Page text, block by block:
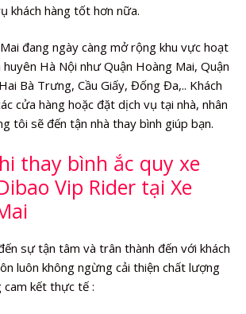
khách hàng tốt hơn nữa.
đang ngày càng mở rộng khu vực hoạt
Hà Nội như Quận Hoàng Mai, Quận
Bà Trưng, Cầu Giấy, Đống Đa,.. Khách
cửa hàng hoặc đặt dịch vụ tại nhà, nhân
tôi sẽ đến tận nhà thay bình giúp bạn.
thay bình ắc quy xe
Vip Rider tại Xe
sự tận tâm và trân thành đến với khách
luôn không ngừng cải thiện chất lượng
kết thực tế :